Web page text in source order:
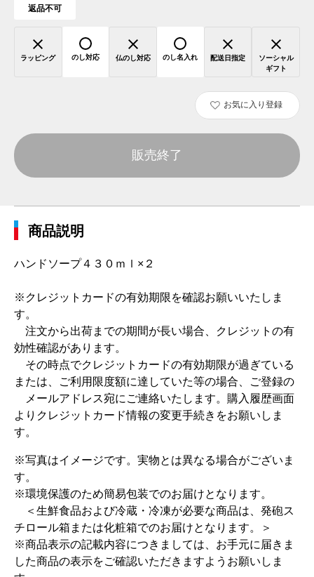
返品不可
ラッピング のし対応 仏のし対応 のし名入れ 配送日指定
ソーシャル
ギフト
お気に入り登録
販売終了
商品説明
ハンドソープ４３０ｍｌ×２
※クレジットカードの有効期限を確認お願いいたしま
す。
注文から出荷までの期間が長い場合、クレジットの有
効性確認があります。
その時点でクレジットカードの有効期限が過ぎている
または、ご利用限度額に達していた等の場合、ご登録の
メールアドレス宛にご連絡いたします。購入履歴画面
よりクレジットカード情報の変更手続きをお願いしま
す。
※写真はイメージです。実物とは異なる場合がございま
す。
※環境保護のため簡易包装でのお届けとなります。
＜生鮮食品および冷蔵・冷凍が必要な商品は、発砲ス
チロール箱または化粧箱でのお届けとなります。＞
※商品表示の記載内容につきましては、お手元に届きま
した商品の表示をご確認いただきますようお願いしま